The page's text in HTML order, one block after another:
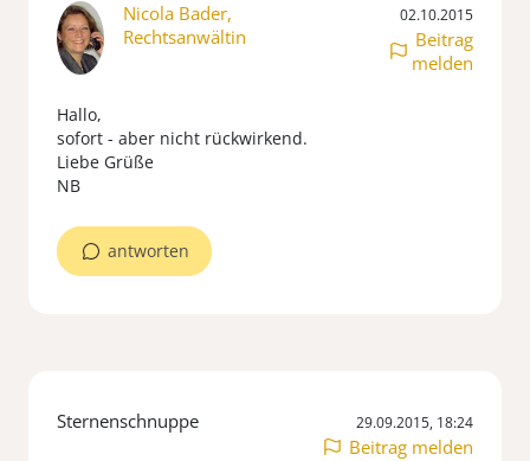
Nicola Bader,
Rechtsanwältin
02.10.2015
Beitrag
melden
Hallo,
sofort - aber nicht rückwirkend.
Liebe Grüße
NB
antworten
Sternenschnuppe 29.09.2015, 18:24
Beitrag melden